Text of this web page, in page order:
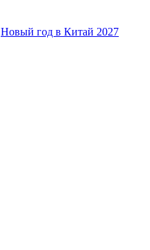
Новый год в Китай 2027